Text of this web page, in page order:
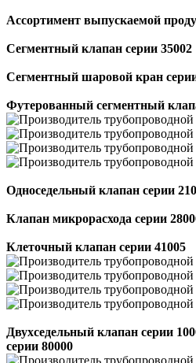
Ассортимент выпускаемой
Сегментный клапан серии 35002
Сегментный шаровой кран
Футерованный сегментный
Односедельный клапан серии
Клапан микрорасхода серии
Клеточный клапан серии 41005
Двухседельный клапан серии
серии 80000